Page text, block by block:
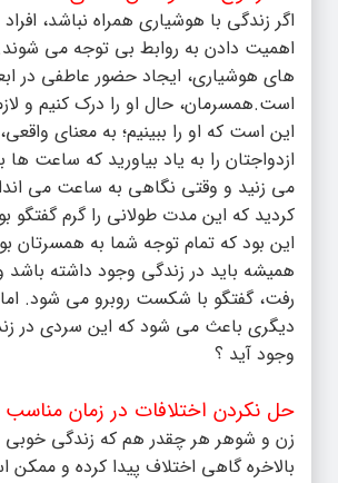
اگر زندگی با هوشیاری همراه نباشد،
اهمیت دادن به روابط بی توجه می
های هوشیاری، ایجاد حضور عاطفی در
است.همسرمان، حال او را درک کنیم و
این است که او را ببینیم؛ به معنای
ازدواجتان را به یاد بیاورید که ساعت
می زنید و وقتی نگاهی به ساعت می
کردید که این مدت طولانی را گرم گفتگو
این بود که تمام توجه شما به همسرتان
همیشه باید در زندگی وجود داشته باشد
رفت، گفتگو با شکست روبرو می شود.
دیگری باعث می شود که این سردی در
وجود آید ؟
حل نکردن اختلافات در زمان مناسب
زن و شوهر هر چقدر هم که زندگی خوبی
بالاخره گاهی اختلاف پیدا کرده و